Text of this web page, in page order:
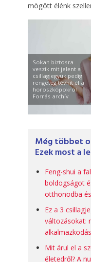
mögött élénk
Sokan biztosra
veszik mit jelent a
csillagjegyük pedig
rengeteg tévhit él a
horoszkópokról
Forrás archív
Még többet
Ezek most a
Feng-shui a
boldogságot
otthonodba
Ez a 3
változásokat:
alkalmazkodás
Mit árul el a
életedről? A